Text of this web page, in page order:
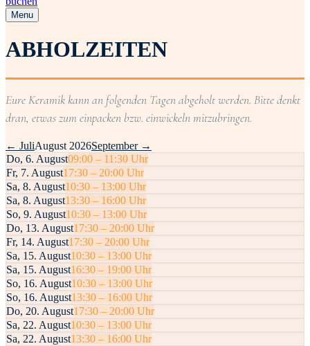
Menu
ABHOLZEITEN
Eure Keramik kann an folgenden Tagen abgeholt werden. Bitte denkt
dran, etwas zum einpacken bzw. einwickeln mitzubringen.
← JuliAugust 2026September→
Do, 6. August09:00 – 11:30 Uhr
Fr, 7. August17:30 – 20:00 Uhr
Sa, 8. August10:30 – 13:00 Uhr
Sa, 8. August13:30 – 16:00 Uhr
So, 9. August10:30 – 13:00 Uhr
Do, 13. August17:30 – 20:00 Uhr
Fr, 14. August17:30 – 20:00 Uhr
Sa, 15. August10:30 – 13:00 Uhr
Sa, 15. August16:30 – 19:00 Uhr
So, 16. August10:30 – 13:00 Uhr
So, 16. August13:30 – 16:00 Uhr
Do, 20. August17:30 – 20:00 Uhr
Sa, 22. August10:30 – 13:00 Uhr
Sa, 22. August13:30 – 16:00 Uhr